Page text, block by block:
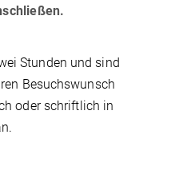
Stunden und sind
Besuchswunsch
oder schriftlich in